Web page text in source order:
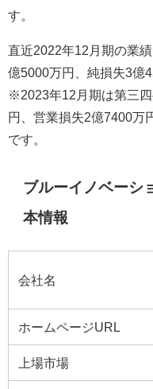
す。
直近2022年12月期の業
億5000万円、純損失3億
※2023年12月期は第三
円、営業損失2億7400万
です。
ブルーイノベーシ
本情報
会社名
ホームページURL
上場市場